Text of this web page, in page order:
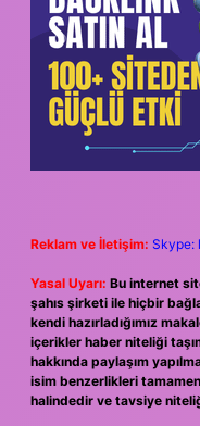
Reklam ve İletişim: Skype:
Yasal Uyarı: Bu internet
şahıs şirketi ile hiçbir
kendi hazırladığımız
içerikler haber niteliği
hakkında paylaşım
isim benzerlikleri
halindedir ve tavsiye